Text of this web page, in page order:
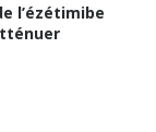
l’ézétimibe